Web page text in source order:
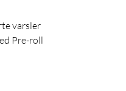
varsler
Pre-roll